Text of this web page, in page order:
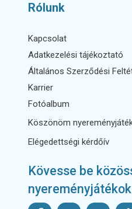
Rólunk
Kapcsolat
Adatkezelési tájékoztató
Általános Szerződési
Karrier
Fotóalbum
Köszönöm
Elégedettségi kérdőív
Kövesse be